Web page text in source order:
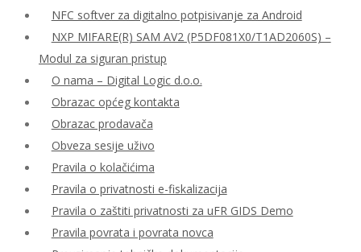
NFC softver za digitalno potpisivanje za Android
NXP MIFARE(R) SAM AV2 (P5DF081X0/T1AD2060S) –
Modul za siguran pristup
O nama – Digital Logic d.o.o.
Obrazac općeg kontakta
Obrazac prodavača
Obveza sesije uživo
Pravila o kolačićima
Pravila o privatnosti e-fiskalizacija
Pravila o zaštiti privatnosti za uFR GIDS Demo
Pravila povrata i povrata novca